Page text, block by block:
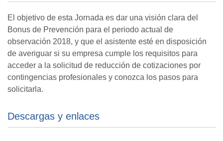
El objetivo de esta Jornada es dar una visión clara del
Bonus de Prevención para el periodo actual de
observación 2018, y que el asistente esté en disposición
de averiguar si su empresa cumple los requisitos para
acceder a la solicitud de reducción de cotizaciones por
contingencias profesionales y conozca los pasos para
solicitarla.
Descargas y enlaces